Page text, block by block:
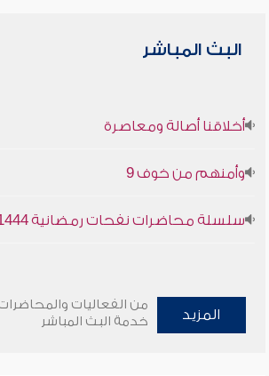
البث المباشر
أخلاقنا أصالة ومعاصرة
وأمنهم من خوف 9
سلسلة محاضرات نفحات رمضانية 1444هـ
المزيد
من الفعاليات
خدمة البث المباشر